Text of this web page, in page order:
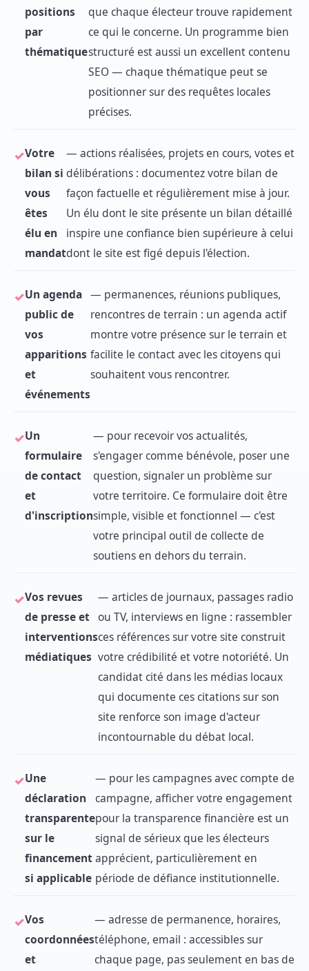
positions
par
thématique
que chaque électeur trouve rapidement
ce qui le concerne. Un programme bien
structuré est aussi un excellent contenu
SEO — chaque thématique peut se
positionner sur des requêtes locales
précises.
Votre
bilan si
vous
êtes
élu en
mandat
— actions réalisées, projets en cours, votes et
délibérations : documentez votre bilan de
façon factuelle et régulièrement mise à jour.
Un élu dont le site présente un bilan détaillé
inspire une confiance bien supérieure à celui
dont le site est figé depuis l'élection.
Un agenda
public de
vos
apparitions
et
événements
— permanences, réunions publiques,
rencontres de terrain : un agenda actif
montre votre présence sur le terrain et
facilite le contact avec les citoyens qui
souhaitent vous rencontrer.
Un
formulaire
de contact
et
d'inscription
— pour recevoir vos actualités,
s'engager comme bénévole, poser une
question, signaler un problème sur
votre territoire. Ce formulaire doit être
simple, visible et fonctionnel — c'est
votre principal outil de collecte de
soutiens en dehors du terrain.
Vos revues
de presse et
interventions
médiatiques
— articles de journaux, passages radio
ou TV, interviews en ligne : rassembler
ces références sur votre site construit
votre crédibilité et votre notoriété. Un
candidat cité dans les médias locaux
qui documente ces citations sur son
site renforce son image d'acteur
incontournable du débat local.
Une
déclaration
transparente
sur le
financement
si applicable
— pour les campagnes avec compte de
campagne, afficher votre engagement
pour la transparence financière est un
signal de sérieux que les électeurs
apprécient, particulièrement en
période de défiance institutionnelle.
Vos
coordonnées
et
— adresse de permanence, horaires,
téléphone, email : accessibles sur
chaque page, pas seulement en bas de